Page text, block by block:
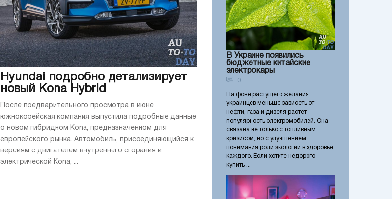
Hyundai подробно детализирует
новый Kona Hybrid
После предварительного просмотра в июне
южнокорейская компания выпустила подробные данные
о новом гибридном Kona, предназначенном для
европейского рынка. Автомобиль, присоединяющийся к
версиям с двигателем внутреннего сгорания и
электрической Kona, ...
В Украине появились
бюджетные китайские
электрокары
0
На фоне растущего желания
украинцев меньше зависеть от
нефти, газа и дизеля растет
популярность электромобилей. Она
связана не только с топливным
кризисом, но с улучшением
понимания роли экологии в здоровье
каждого. Если хотите недорого
купить ...